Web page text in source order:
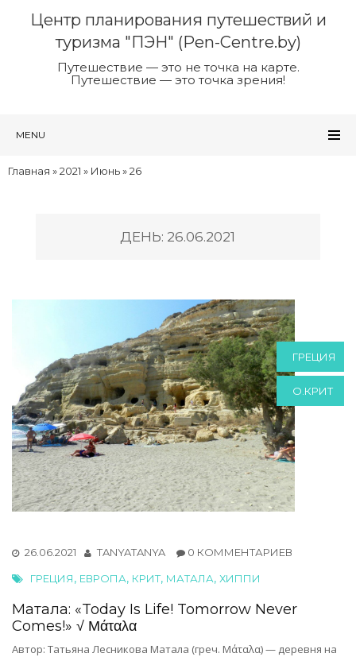
Центр планирования путешествий и
туризма "ПЭН" (Pen-Centre.by)
Путешествие — это не точка на карте.
Путешествие — это точка зрения!
MENU
Главная »2021 » Июнь»26
ДЕНЬ: 26.06.2021
ГРЕЦИЯ
О.КРИТ
26.06.2021 TANYATANYA 0 КОММЕНТАРИЕВ
ГРЕЦИЯ, ЕВРОПА, КРИТ, МАТАЛА, ХИППИ
Матала: «Today Is Life! Tomorrow Never
Comes!» √ Μάταλα
Автор: Татьяна Лесникова Матала (греч. Μάταλα) — деревня на